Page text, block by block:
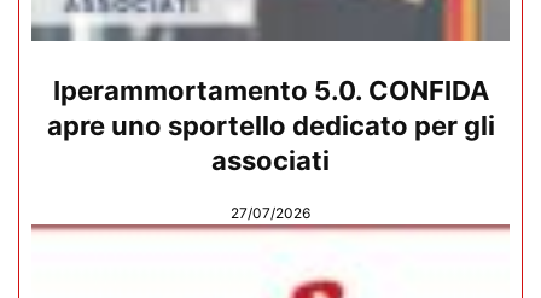
Iperammortamento 5.0. CONFIDA
apre uno sportello dedicato per gli
associati
27/07/2026